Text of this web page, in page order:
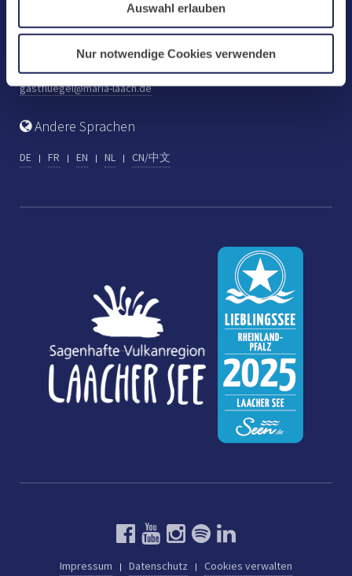
Auswahl erlauben
Nur notwendige Cookies verwenden
Tel: +49 (0) 2652 59-313
Fax: +49 (0) 2652 59-282
gastfluegel@maria-laach.de
Andere Sprachen
DE FR EN NL CN/中文
Impressum Datenschutz Cookies verwalten